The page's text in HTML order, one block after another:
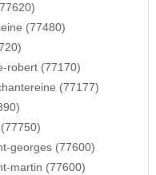
(77480)
robert (77170)
(77177)
georges (77600)
martin (77600)